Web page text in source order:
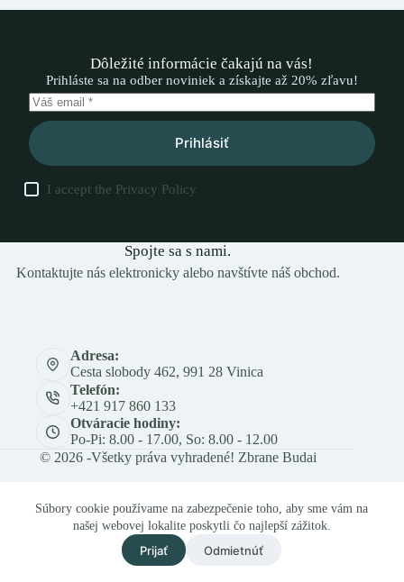
Súbory cookie používame na zabezpečenie toho, aby sme vám na
našej webovej lokalite poskytli čo najlepší zážitok.
Prijať Odmietnúť
Dôležité informácie čakajú na vás!
Prihláste sa na odber noviniek a získajte až 20% zľavu!
Prihlásiť
I accept the Privacy Policy
Spojte sa s nami.
Kontaktujte nás elektronicky alebo navštívte náš obchod.
Adresa:
Cesta slobody 462, 991 28 Vinica
Telefón:
+421 917 860 133
Otváracie hodiny:
Po-Pi: 8.00 - 17.00, So: 8.00 - 12.00
© 2026 -Všetky práva vyhradené! Zbrane Budai